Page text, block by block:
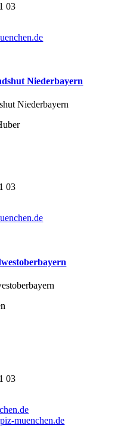
03
Niederbayern
Niederbayern
03
03
muenchen.de